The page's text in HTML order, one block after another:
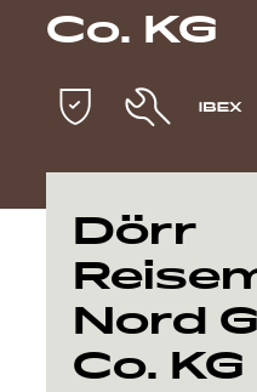
Find din
Find
Service
Co. KG
Dörr
Nord
Co. KG